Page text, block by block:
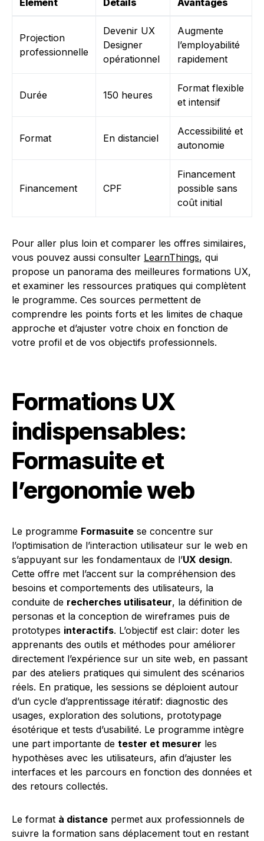
Élément Détails Avantages
Projection
professionnelle
Devenir UX
Designer
opérationnel
Augmente
l’employabilité
rapidement
Durée 150 heures
Format flexible
et intensif
Format En distanciel
Accessibilité et
autonomie
Financement CPF
Financement
possible sans
coût initial
Pour aller plus loin et comparer les offres similaires,
vous pouvez aussi consulter LearnThings, qui
propose un panorama des meilleures formations UX,
et examiner les ressources pratiques qui complètent
le programme. Ces sources permettent de
comprendre les points forts et les limites de chaque
approche et d’ajuster votre choix en fonction de
votre profil et de vos objectifs professionnels.
Formations UX
indispensables:
Formasuite et
l’ergonomie web
Le programme Formasuite se concentre sur
l’optimisation de l’interaction utilisateur sur le web en
s’appuyant sur les fondamentaux de l’UX design.
Cette offre met l’accent sur la compréhension des
besoins et comportements des utilisateurs, la
conduite de recherches utilisateur, la définition de
personas et la conception de wireframes puis de
prototypes interactifs. L’objectif est clair: doter les
apprenants des outils et méthodes pour améliorer
directement l’expérience sur un site web, en passant
par des ateliers pratiques qui simulent des scénarios
réels. En pratique, les sessions se déploient autour
d’un cycle d’apprentissage itératif: diagnostic des
usages, exploration des solutions, prototypage
ésotérique et tests d’usabilité. Le programme intègre
une part importante de tester et mesurer les
hypothèses avec les utilisateurs, afin d’ajuster les
interfaces et les parcours en fonction des données et
des retours collectés.
Le format à distance permet aux professionnels de
suivre la formation sans déplacement tout en restant